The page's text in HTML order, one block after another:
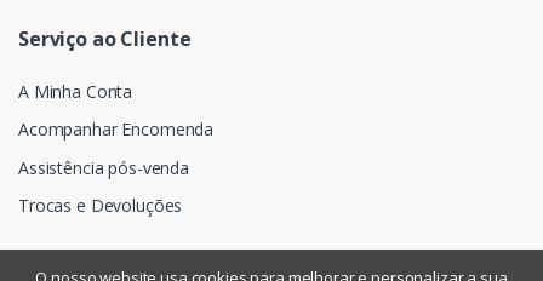
Serviço ao Cliente
A Minha Conta
Acompanhar Encomenda
Assistência pós-venda
Trocas e Devoluções